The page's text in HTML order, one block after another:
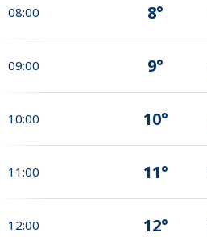
08:00 8°
09:00 9°
10:00 10°
11:00 11°
12:00 12°